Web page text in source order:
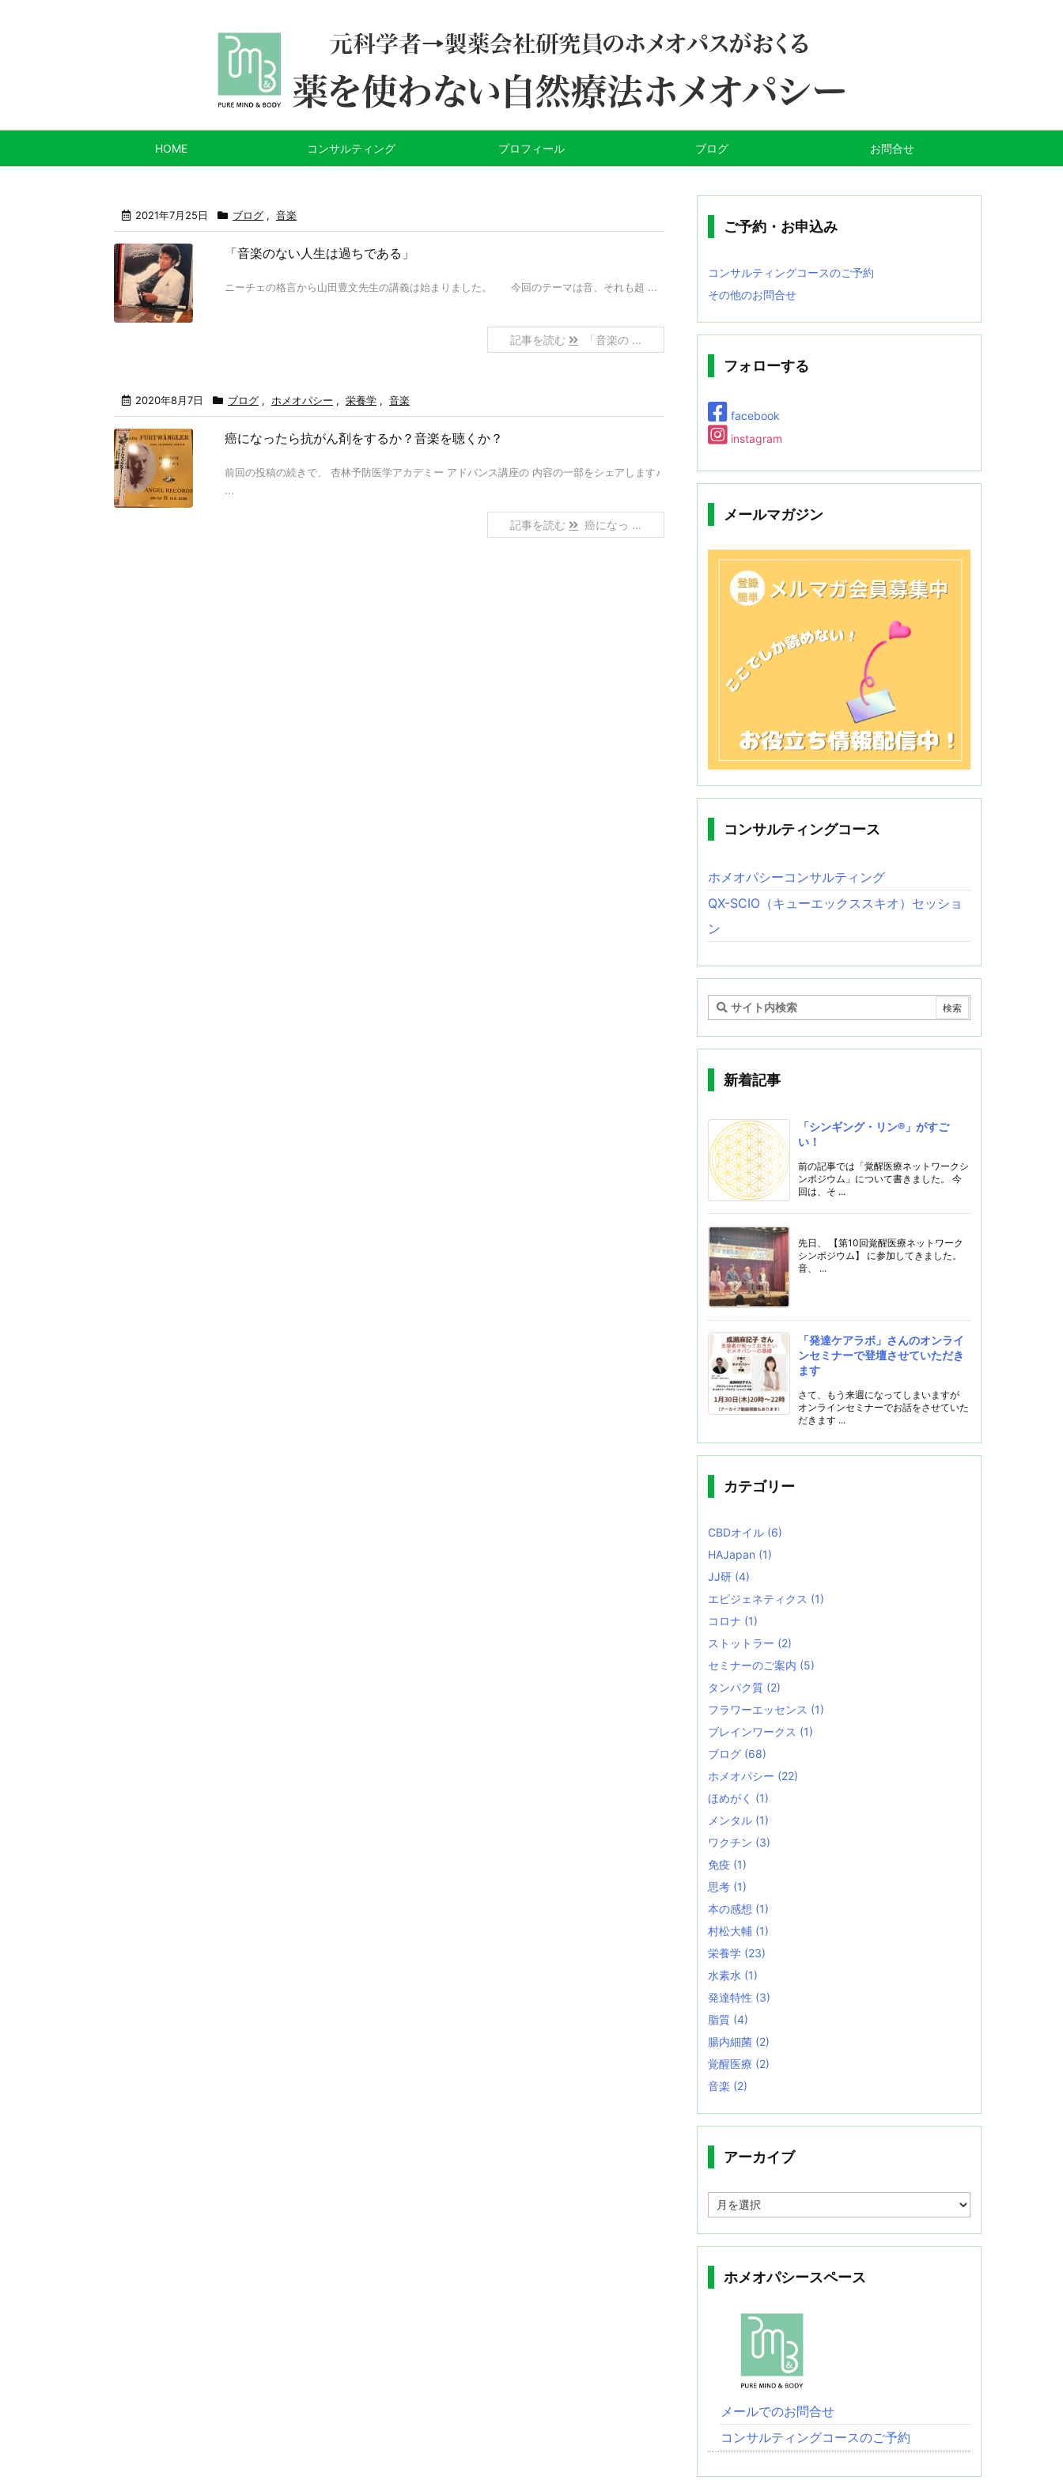
HOME コンサルティング プロフィール ブログ お問合せ
2021年7月25日 ブログ , 音楽
「音楽のない人生は過ちである」
ニーチェの格言から山田豊文先生の講義は始まりました。 今回のテーマは音、それも超 ...
記事を読む 「音楽の ...
2020年8月7日 ブログ , ホメオパシー , 栄養学 , 音楽
癌になったら抗がん剤をするか？音楽を聴くか？
前回の投稿の続きで、 杏林予防医学アカデミー アドバンス講座の 内容の一部をシェアします♪
...
記事を読む 癌になっ ...
ご予約・お申込み
コンサルティングコースのご予約
その他のお問合せ
フォローする
facebook
instagram
メールマガジン
コンサルティングコース
ホメオパシーコンサルティング
QX-SCIO（キューエックススキオ）セッショ
ン
新着記事
「シンギング・リン®️」がすご
い！
前の記事では「覚醒医療ネットワークシ
ンポジウム」について書きました。 今
回は、そ ...
先日、 【第10回覚醒医療ネットワーク
シンポジウム】 に参加してきました。
音、 ...
「発達ケアラボ」さんのオンライ
ンセミナーで登壇させていただき
ます
さて、もう来週になってしまいますが
オンラインセミナーでお話をさせていた
だきます ...
カテゴリー
CBDオイル (6)
HAJapan (1)
JJ研 (4)
エピジェネティクス (1)
コロナ (1)
ストットラー (2)
セミナーのご案内 (5)
タンパク質 (2)
フラワーエッセンス (1)
ブレインワークス (1)
ブログ (68)
ホメオパシー (22)
ほめがく (1)
メンタル (1)
ワクチン (3)
免疫 (1)
思考 (1)
本の感想 (1)
村松大輔 (1)
栄養学 (23)
水素水 (1)
発達特性 (3)
脂質 (4)
腸内細菌 (2)
覚醒医療 (2)
音楽 (2)
アーカイブ
ー
カ
イ
ブ
ホメオパシースペース
メールでのお問合せ
コンサルティングコースのご予約